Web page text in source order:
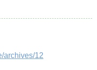
archives/12